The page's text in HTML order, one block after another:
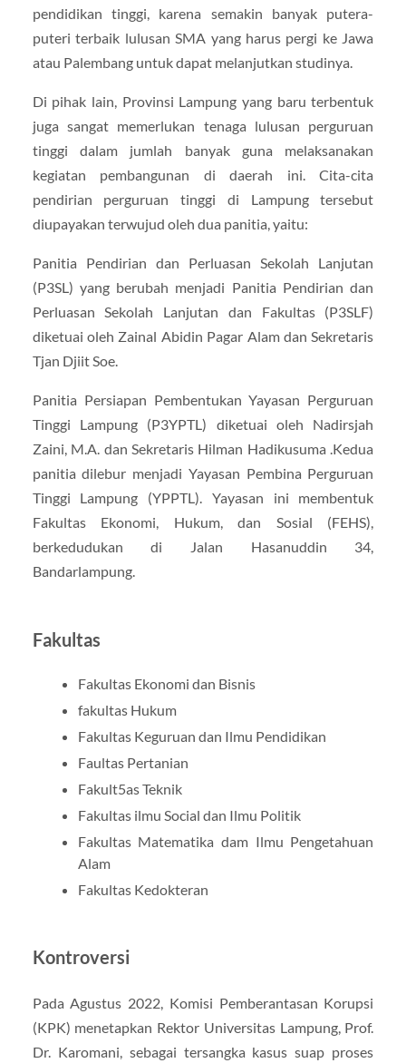
pendidikan tinggi, karena semakin banyak putera-
puteri terbaik lulusan SMA yang harus pergi ke Jawa
atau Palembang untuk dapat melanjutkan studinya.
Di pihak lain, Provinsi Lampung yang baru terbentuk
juga sangat memerlukan tenaga lulusan perguruan
tinggi dalam jumlah banyak guna melaksanakan
kegiatan pembangunan di daerah ini. Cita-cita
pendirian perguruan tinggi di Lampung tersebut
diupayakan terwujud oleh dua panitia, yaitu:
Panitia Pendirian dan Perluasan Sekolah Lanjutan
(P3SL) yang berubah menjadi Panitia Pendirian dan
Perluasan Sekolah Lanjutan dan Fakultas (P3SLF)
diketuai oleh Zainal Abidin Pagar Alam dan Sekretaris
Tjan Djiit Soe.
Panitia Persiapan Pembentukan Yayasan Perguruan
Tinggi Lampung (P3YPTL) diketuai oleh Nadirsjah
Zaini, M.A. dan Sekretaris Hilman Hadikusuma .Kedua
panitia dilebur menjadi Yayasan Pembina Perguruan
Tinggi Lampung (YPPTL). Yayasan ini membentuk
Fakultas Ekonomi, Hukum, dan Sosial (FEHS),
berkedudukan di Jalan Hasanuddin 34,
Bandarlampung.
Fakultas
Fakultas Ekonomi dan Bisnis
fakultas Hukum
Fakultas Keguruan dan Ilmu Pendidikan
Faultas Pertanian
Fakult5as Teknik
Fakultas ilmu Social dan Ilmu Politik
Fakultas Matematika dam Ilmu Pengetahuan
Alam
Fakultas Kedokteran
Kontroversi
Pada Agustus 2022, Komisi Pemberantasan Korupsi
(KPK) menetapkan Rektor Universitas Lampung, Prof.
Dr. Karomani, sebagai tersangka kasus suap proses